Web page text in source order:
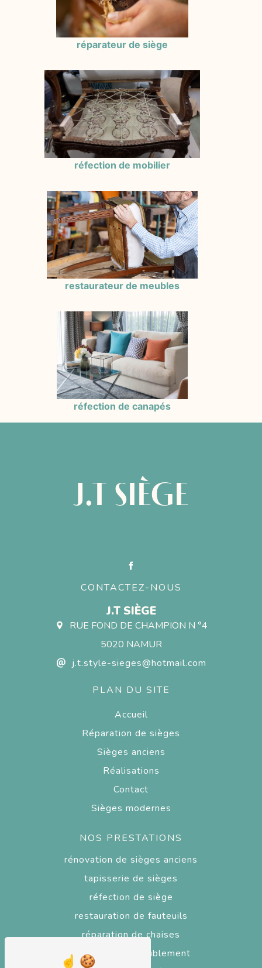
réparateur de siège
réfection de mobilier
restaurateur de meubles
réfection de canapés
J.T SIÈGE
CONTACTEZ-NOUS
J.T SIÈGE
RUE FOND DE CHAMPION N °4
5020 NAMUR
j.t.style-sieges@hotmail.com
PLAN DU SITE
Accueil
Réparation de sièges
Sièges anciens
Réalisations
Contact
Sièges modernes
NOS PRESTATIONS
rénovation de sièges anciens
tapisserie de sièges
réfection de siège
restauration de fauteuils
réparation de chaises
tapisserie d'ameublement